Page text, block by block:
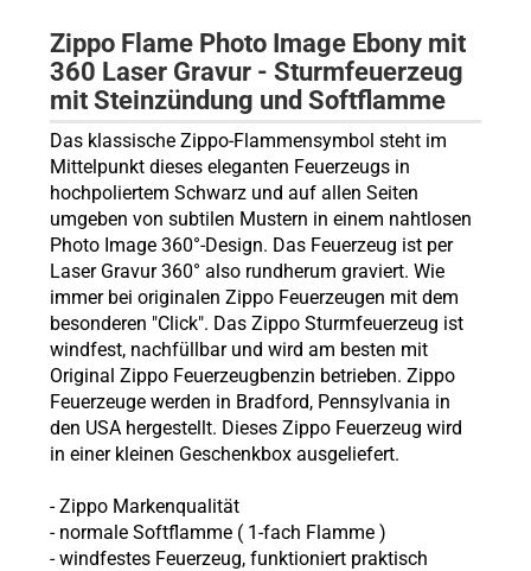
Zippo Flame Photo Image Ebony mit
360 Laser Gravur - Sturmfeuerzeug
mit Steinzündung und Softflamme
Das klassische Zippo-Flammensymbol steht im
Mittelpunkt dieses eleganten Feuerzeugs in
hochpoliertem Schwarz und auf allen Seiten
umgeben von subtilen Mustern in einem nahtlosen
Photo Image 360°-Design. Das Feuerzeug ist per
Laser Gravur 360° also rundherum graviert. Wie
immer bei originalen Zippo Feuerzeugen mit dem
besonderen "Click". Das Zippo Sturmfeuerzeug ist
windfest, nachfüllbar und wird am besten mit
Original Zippo Feuerzeugbenzin betrieben. Zippo
Feuerzeuge werden in Bradford, Pennsylvania in
den USA hergestellt. Dieses Zippo Feuerzeug wird
in einer kleinen Geschenkbox ausgeliefert.
-ZippoMarkenqualität
- normale Softflamme (1-fach Flamme )
- windfestes Feuerzeug, funktioniert praktisch